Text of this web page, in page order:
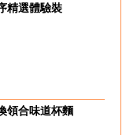
精選體驗裝
領合味道杯麵